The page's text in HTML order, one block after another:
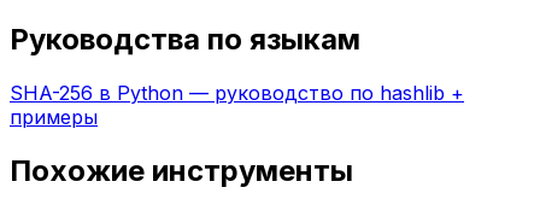
Руководства по языкам
SHA-256 в Python — руководство по hashlib +
примеры
Похожие инструменты